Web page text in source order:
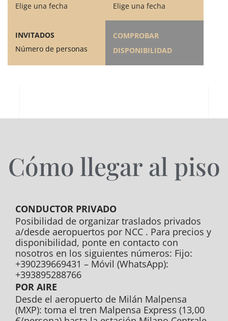
Elige una fecha
Elige una fecha
INVITADOS
Número de personas
COMPROBAR
DISPONIBILIDAD
Cómo llegar al piso
CONDUCTOR PRIVADO
Posibilidad de organizar traslados privados
a/desde aeropuertos por NCC . Para precios y
disponibilidad, ponte en contacto con
nosotros en los siguientes números: Fijo:
+390239669431 – Móvil (WhatsApp):
+393895288766
POR AIRE
Desde el aeropuerto de Milán Malpensa
(MXP): toma el tren Malpensa Express (13,00